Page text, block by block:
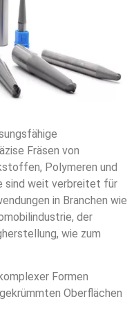
Fräsen von
Polymeren und
sind weit verbreitet für
in Branchen wie
der
wie zum
Formen
Oberflächen